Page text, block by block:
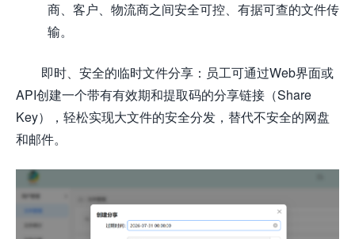
商、客户、物流商之间安全可控、有据可查的文件传
输。
即时、安全的临时文件分享：员工可通过Web界面或
API创建一个带有有效期和提取码的分享链接（Share
Key），轻松实现大文件的安全分发，替代不安全的网盘
和邮件。